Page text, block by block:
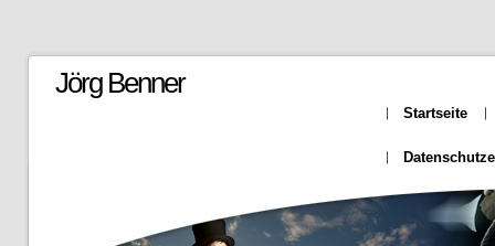
Jörg Benner
Startseite